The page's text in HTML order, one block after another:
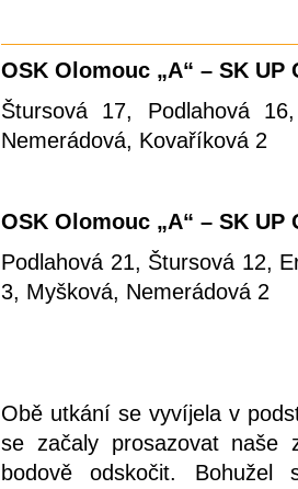
OSK Olomouc „A“ – SK UP
Štursová 17, Podlahová
Nemerádová, Kovaříková 2
OSK Olomouc „A“ – SK UP
Podlahová 21, Štursová 12,
3, Myšková, Nemerádová 2
Obě utkání se vyvíjela v
se začaly prosazovat naše
bodově odskočit. Bohužel